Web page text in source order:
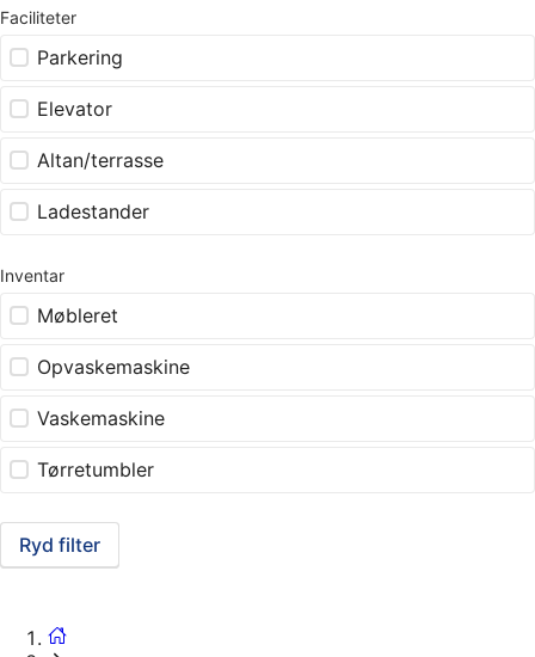
Faciliteter
Parkering
Elevator
Altan/terrasse
Ladestander
Inventar
Møbleret
Opvaskemaskine
Vaskemaskine
Tørretumbler
Ryd filter